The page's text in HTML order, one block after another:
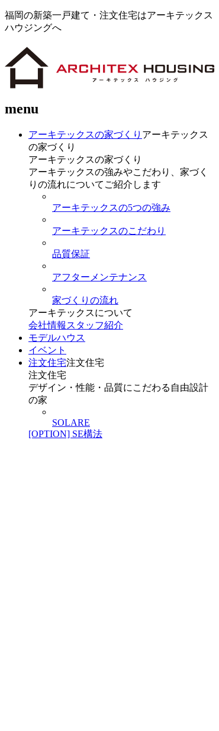
福岡の新築一戸建て・注文住宅はアーキテックス
ハウジングへ
menu
アーキテックスの家づくり アーキテックス
の家づくり
アーキテックスの家づくり
アーキテックスの強みやこだわり、家づく
りの流れについてご紹介します
アーキテックスの5つの強み
アーキテックスのこだわり
品質保証
アフターメンテナンス
家づくりの流れ
アーキテックスについて
会社情報 スタッフ紹介
モデルハウス
イベント
注文住宅注文住宅
注文住宅
デザイン・性能・品質にこだわる自由設計
の家
SOLARE
[OPTION] SE構法